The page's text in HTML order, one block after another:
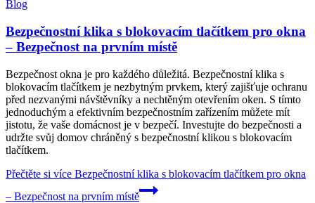
Blog
Bezpečnostní klika s blokovacím tlačítkem pro okna
– Bezpečnost na prvním místě
Bezpečnost okna je pro každého důležitá. Bezpečnostní klika s
blokovacím tlačítkem je nezbytným prvkem, který zajišťuje ochranu
před nezvanými návštěvníky a nechtěným otevřením oken. S tímto
jednoduchým a efektivním bezpečnostním zařízením můžete mít
jistotu, že vaše domácnost je v bezpečí. Investujte do bezpečnosti a
udržte svůj domov chráněný s bezpečnostní klikou s blokovacím
tlačítkem.
Přečtěte si více Bezpečnostní klika s blokovacím tlačítkem pro okna
– Bezpečnost na prvním místě